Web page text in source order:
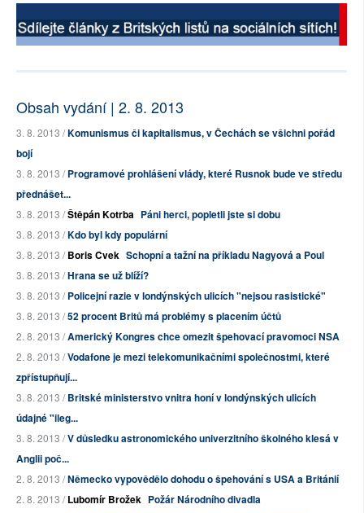
Obsah vydání | 2. 8. 2013
3. 8. 2013 /Komunismus či kapitalismus, v Čechách se všichni pořád
bojí
3. 8. 2013 /Programové prohlášení vlády, které Rusnok bude ve středu
přednášet...
3. 8. 2013 /Štěpán Kotrba Páni herci, popletli jste si dobu
3. 8. 2013 /Kdo byl kdy populární
3. 8. 2013 /Boris Cvek Schopní a tažní na příkladu Nagyová a Poul
3. 8. 2013 /Hrana se už blíží?
3. 8. 2013 /Policejní razie v londýnských ulicích "nejsou rasistické"
3. 8. 2013 /52 procent Britů má problémy s placením účtů
2. 8. 2013 /Americký Kongres chce omezit špehovací pravomoci NSA
2. 8. 2013 /Vodafone je mezi telekomunikačními společnostmi, které
zpřístupňují...
3. 8. 2013 /Britské ministerstvo vnitra honí v londýnských ulicích
údajné "ileg...
3. 8. 2013 /V důsledku astronomického univerzitního školného klesá v
Anglii poč...
2. 8. 2013 /Německo vypovědělo dohodu o špehování s USA a Británií
2. 8. 2013 /Lubomír Brožek Požár Národního divadla